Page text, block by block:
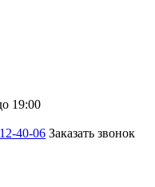
19:00
40-06 Заказать звонок